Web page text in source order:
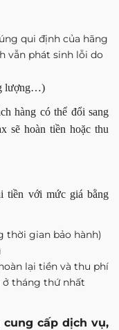
qui định của hãng
vẫn phát sinh lỗi do
lượng…)
hàng có thể đổi sang
sẽ hoàn tiền hoặc thu
tiền với mức giá bằng
thời gian bảo hành)
lại tiền và thu phí
ở tháng thứ nhất
cấp dịch vụ,